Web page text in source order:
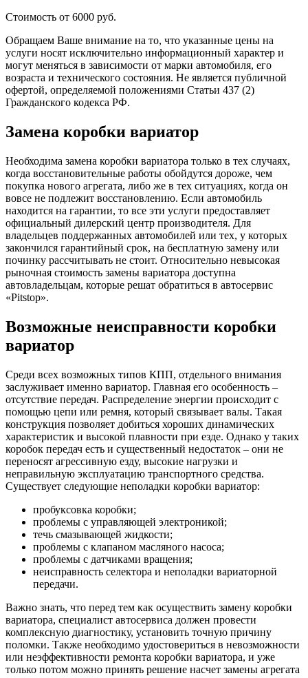
Стоимость от 6000 руб.
Обращаем Ваше внимание на то, что указанные цены на
услуги носят исключительно информационный характер и
могут меняться в зависимости от марки автомобиля, его
возраста и технического состояния. Не является публичной
офертой, определяемой положениями Статьи 437 (2)
Гражданского кодекса РФ.
Замена коробки вариатор
Необходима замена коробки вариатора только в тех случаях,
когда восстановительные работы обойдутся дороже, чем
покупка нового агрегата, либо же в тех ситуациях, когда он
вовсе не подлежит восстановлению. Если автомобиль
находится на гарантии, то все эти услуги предоставляет
официальный дилерский центр производителя. Для
владельцев поддержанных автомобилей или тех, у которых
закончился гарантийный срок, на бесплатную замену или
починку рассчитывать не стоит. Относительно невысокая
рыночная стоимость замены вариатора доступна
автовладельцам, которые решат обратиться в автосервис
«Pitstop».
Возможные неисправности коробки
вариатор
Среди всех возможных типов КПП, отдельного внимания
заслуживает именно вариатор. Главная его особенность –
отсутствие передач. Распределение энергии происходит с
помощью цепи или ремня, который связывает валы. Такая
конструкция позволяет добиться хороших динамических
характеристик и высокой плавности при езде. Однако у таких
коробок передач есть и существенный недостаток – они не
переносят агрессивную езду, высокие нагрузки и
неправильную эксплуатацию транспортного средства.
Существует следующие неполадки коробки вариатор:
пробуксовка коробки;
проблемы с управляющей электроникой;
течь смазывающей жидкости;
проблемы с клапаном масляного насоса;
проблемы с датчиками вращения;
неисправность селектора и неполадки вариаторной
передачи.
Важно знать, что перед тем как осуществить замену коробки
вариатора, специалист автосервиса должен провести
комплексную диагностику, установить точную причину
поломки. Также необходимо удостовериться в невозможности
или неэффективности ремонта коробки вариатора, и уже
только потом можно принять решение насчет замены агрегата